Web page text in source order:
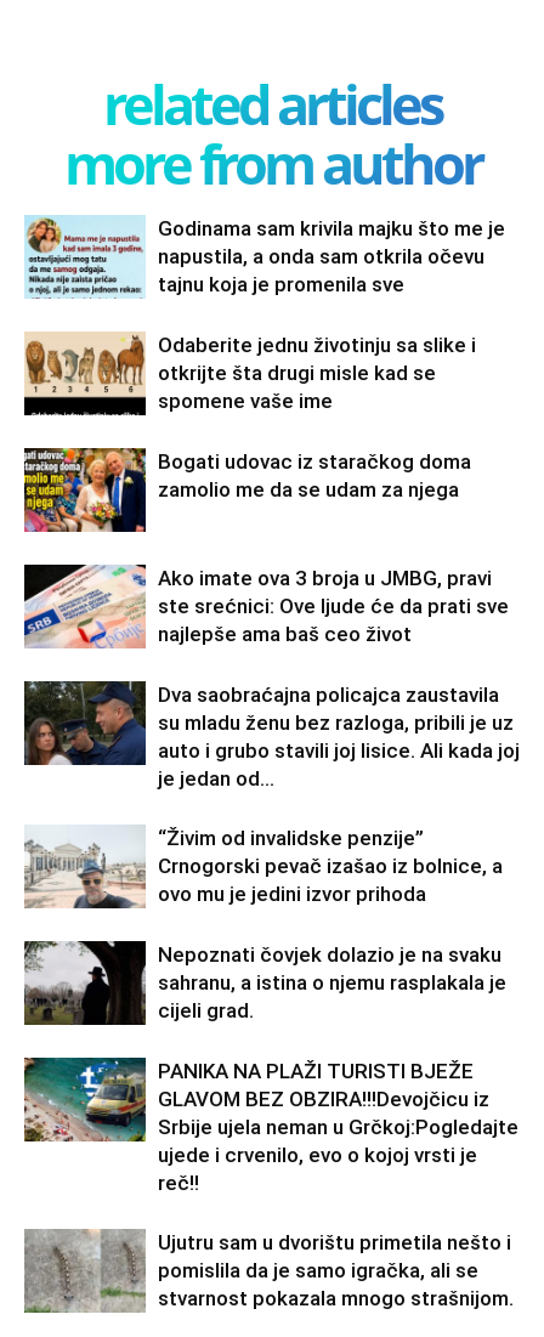
related articles
more from author
Godinama sam krivila majku što me je
napustila, a onda sam otkrila očevu
tajnu koja je promenila sve
Odaberite jednu životinju sa slike i
otkrijte šta drugi misle kad se
spomene vaše ime
Bogati udovac iz staračkog doma
zamolio me da se udam za njega
Ako imate ova 3 broja u JMBG, pravi
ste srećnici: Ove ljude će da prati sve
najlepše ama baš ceo život
Dva saobraćajna policajca zaustavila
su mladu ženu bez razloga, pribili je uz
auto i grubo stavili joj lisice. Ali kada joj
je jedan od...
“Živim od invalidske penzije”
Crnogorski pevač izašao iz bolnice, a
ovo mu je jedini izvor prihoda
Nepoznati čovjek dolazio je na svaku
sahranu, a istina o njemu rasplakala je
cijeli grad.
PANIKA NA PLAŽI TURISTI BJEŽE
GLAVOM BEZ OBZIRA!!!Devojčicu iz
Srbije ujela neman u Grčkoj:Pogledajte
ujede i crvenilo, evo o kojoj vrsti je
reč!!
Ujutru sam u dvorištu primetila nešto i
pomislila da je samo igračka, ali se
stvarnost pokazala mnogo strašnijom.